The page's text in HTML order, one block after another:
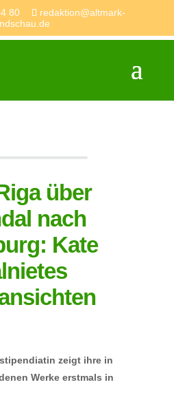
80
redaktion@altmark-
über
nach
Kate
zeigt ihre in
Werke erstmals in